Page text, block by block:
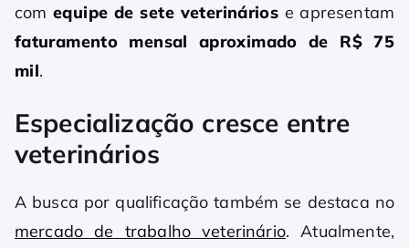
comequipe de sete veterinários e apresentam
faturamento mensal aproximado de R$ 75
mil.
Especialização cresce entre
veterinários
A busca por qualificação também se destaca no
mercado de trabalho veterinário. Atualmente,